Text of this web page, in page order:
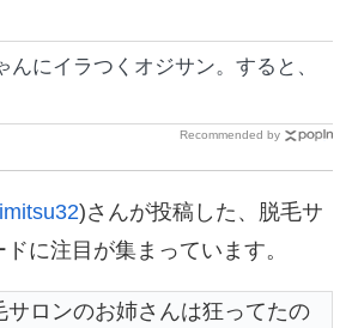
んにイラつくオジサン。すると、
Recommended by
)さんが投稿した、脱毛サ
に注目が集まっています。
サロンのお姉さんは狂ってたの